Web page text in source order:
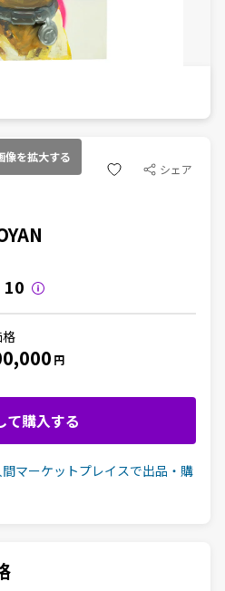
像を拡大する
シェア
10
円
て購入する
マーケットプレイスで出品・購